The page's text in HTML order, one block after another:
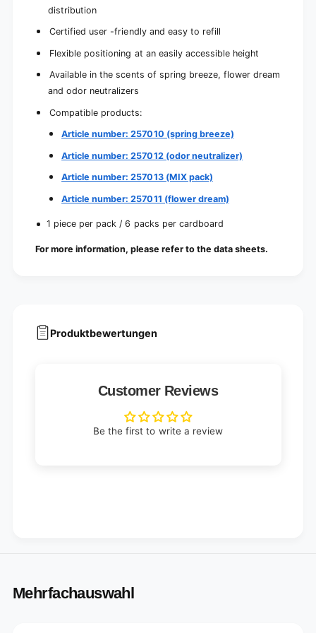
distribution
Certified user -friendly and easy to refill
Flexible positioning at an easily accessible height
Available in the scents of spring breeze, flower dream
and odor neutralizers
Compatible products:
Article number: 257010 (spring breeze)
Article number: 257012 (odor neutralizer)
Article number: 257013 (MIX pack)
Article number: 257011 (flower dream)
1 piece per pack / 6 packs per cardboard
For more information, please refer to the data sheets.
Produktbewertungen
Customer Reviews
Be the first to write a review
Mehrfachauswahl